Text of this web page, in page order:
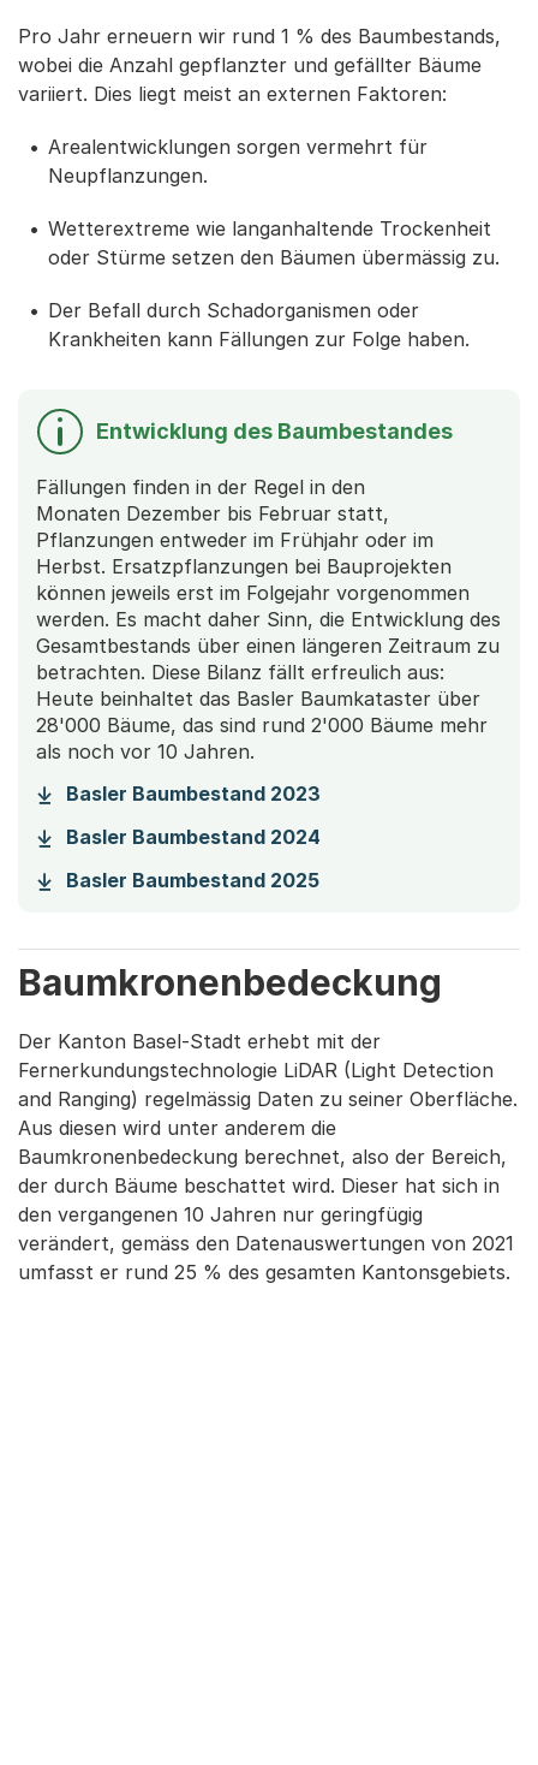
Pro Jahr erneuern wir rund 1 % des Baumbestands,
wobei die Anzahl gepflanzter und gefällter Bäume
variiert. Dies liegt meist an externen Faktoren:
Arealentwicklungen sorgen vermehrt für
Neupflanzungen.
Wetterextreme wie langanhaltende Trockenheit
oder Stürme setzen den Bäumen übermässig zu.
Der Befall durch Schadorganismen oder
Krankheiten kann Fällungen zur Folge haben.
Entwicklung des Baumbestandes
Fällungen finden in der Regel in den
Monaten Dezember bis Februar statt,
Pflanzungen entweder im Frühjahr oder im
Herbst. Ersatzpflanzungen bei Bauprojekten
können jeweils erst im Folgejahr vorgenommen
werden. Es macht daher Sinn, die Entwicklung des
Gesamtbestands über einen längeren Zeitraum zu
betrachten. Diese Bilanz fällt erfreulich aus:
Heute beinhaltet das Basler Baumkataster über
28'000 Bäume, das sind rund 2'000 Bäume mehr
als noch vor 10 Jahren.
Basler Baumbestand 2023
Basler Baumbestand 2024
Basler Baumbestand 2025(Startet einen
Baumkronenbedeckung
Der Kanton Basel-Stadt erhebt mit der
Fernerkundungstechnologie LiDAR (Light Detection
and Ranging) regelmässig Daten zu seiner Oberfläche.
Aus diesen wird unter anderem die
Baumkronenbedeckung berechnet, also der Bereich,
der durch Bäume beschattet wird. Dieser hat sich in
den vergangenen 10 Jahren nur geringfügig
verändert, gemäss den Datenauswertungen von 2021
umfasst er rund 25 % des gesamten Kantonsgebiets.